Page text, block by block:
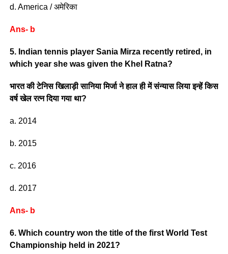
d. America / अमेरिका
Ans- b
5. Indian tennis player Sania Mirza recently retired, in
which year she was given the Khel Ratna?
भारत की टेनिस खिलाड़ी सानिया मिर्जा ने हाल ही में संन्यास लिया इन्हें किस
वर्ष खेल रत्न दिया गया था?
a. 2014
b. 2015
c. 2016
d. 2017
Ans- b
6. Which country won the title of the first World Test
Championship held in 2021?